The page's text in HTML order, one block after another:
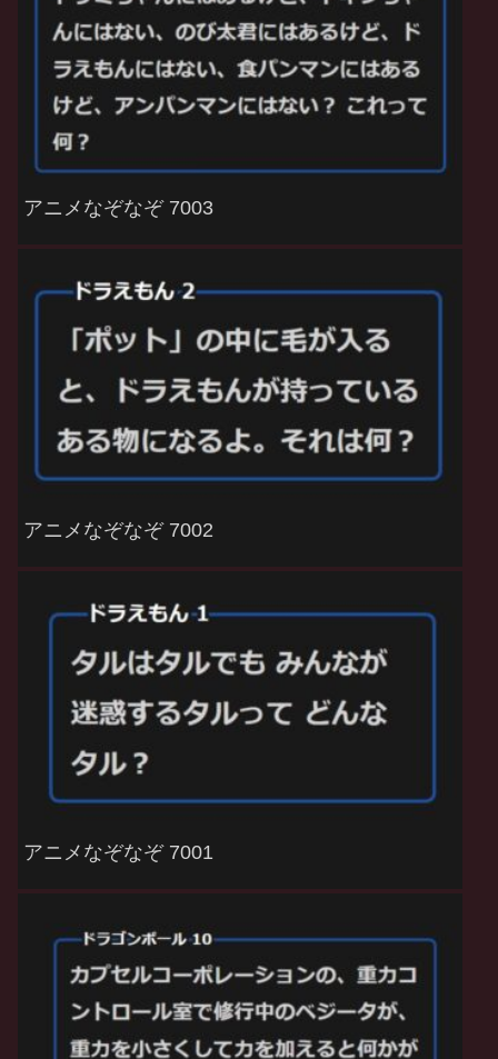
アニメなぞなぞ 7003
アニメなぞなぞ 7002
アニメなぞなぞ 7001